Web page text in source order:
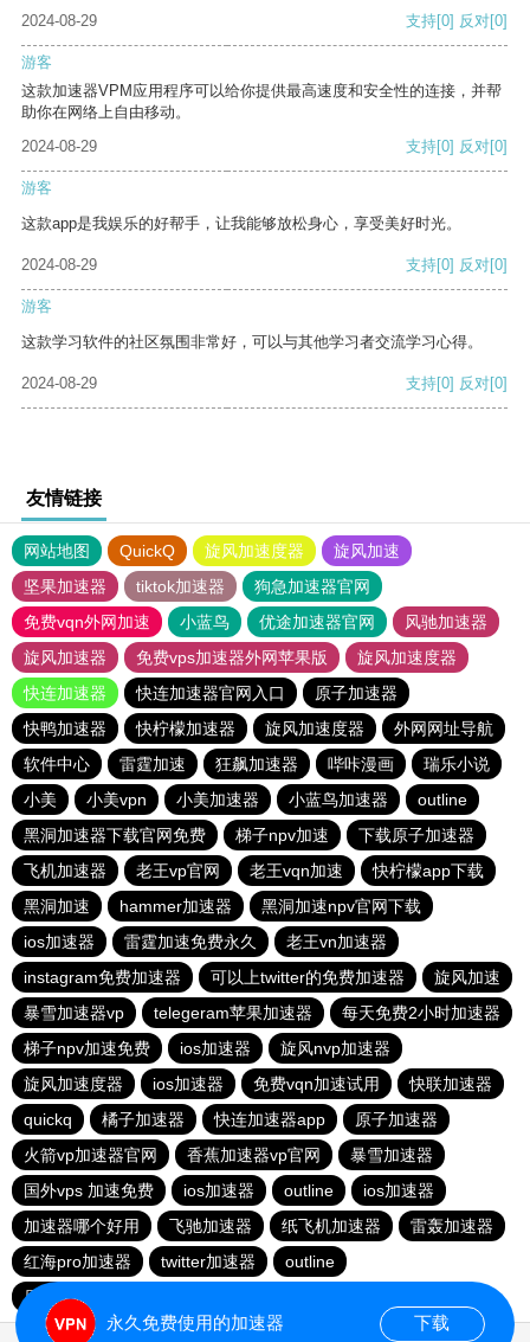
2024-08-29
支持[0] 反对[0]
游客
这款加速器VPM应用程序可以给你提供最高速度和安全性的连接，并帮
助你在网络上自由移动。
2024-08-29
支持[0] 反对[0]
游客
这款app是我娱乐的好帮手，让我能够放松身心，享受美好时光。
2024-08-29 支持[0] 反对[0]
游客
这款学习软件的社区氛围非常好，可以与其他学习者交流学习心得。
2024-08-29 支持[0] 反对[0]
友情链接
网站地图 QuickQ 旋风加速度器
旋风加速
坚果加速器
tiktok加速器
狗急加速器官网
免费vqn外网加速
小蓝鸟 优途加速器官网
风驰加速器
旋风加速器
免费vps加速器外网苹果版
旋风加速度器
快连加速器
快连加速器官网入口
原子加速器
快鸭加速器
快柠檬加速器 旋风加速度器
外网网址导航
软件中心
雷霆加速 狂飙加速器 哔咔漫画
瑞乐小说
小美
小美vpn 小美加速器 小蓝鸟加速器
outline
黑洞加速器下载官网免费
梯子npv加速
下载原子加速器
飞机加速器
老王vp官网 老王vqn加速
快柠檬app下载
黑洞加速
hammer加速器
黑洞加速npv官网下载
ios加速器
雷霆加速免费永久
老王vn加速器
instagram免费加速器
可以上twitter的免费加速器
旋风加速
暴雪加速器vp
telegeram苹果加速器
每天免费2小时加速器
梯子npv加速免费
ios加速器
旋风nvp加速器
旋风加速度器
ios加速器 免费vqn加速试用
快联加速器
quickq
橘子加速器 快连加速器app
原子加速器
火箭vp加速器官网
香蕉加速器vp官网
暴雪加速器
国外vps 加速免费
ios加速器 outline
ios加速器
加速器哪个好用
飞驰加速器 纸飞机加速器
雷轰加速器
红海pro加速器
twitter加速器
outline
原子加速器app官方下载
永久免费使用的加速器 下载